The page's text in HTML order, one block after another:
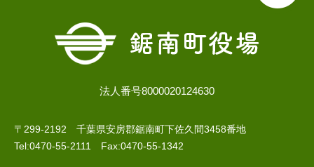
法人番号8000020124630
〒299-2192 千葉県安房郡鋸南町下佐久間3458番地
Tel:0470-55-2111 Fax:0470-55-1342